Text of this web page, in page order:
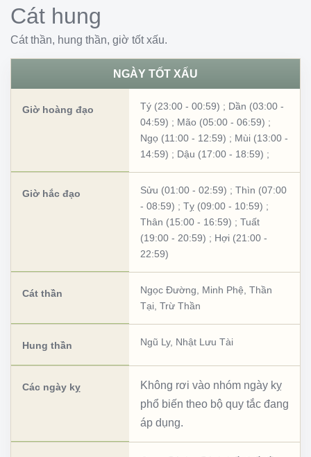
Cát hung
Cát thần, hung thần, giờ tốt xấu.
NGÀY TỐT XẤU
Giờ hoàng đạo Tý (23:00 - 00:59) ; Dần (03:00 -
04:59) ; Mão (05:00 - 06:59) ;
Ngọ (11:00 - 12:59) ; Mùi (13:00 -
14:59) ; Dậu (17:00 - 18:59) ;
Giờ hắc đạo Sửu (01:00 - 02:59) ; Thìn (07:00
- 08:59) ; Tỵ (09:00 - 10:59) ;
Thân (15:00 - 16:59) ; Tuất
(19:00 - 20:59) ; Hợi (21:00 -
22:59)
Cát thần Ngọc Đường Minh Phệ Thần
Tại Trừ Thần
Hung thần Ngũ Ly, Nhật Lưu Tài
Các ngày kỵ
Không rơi vào nhóm ngày kỵ
phổ biến theo bộ quy tắc đang
áp dụng.